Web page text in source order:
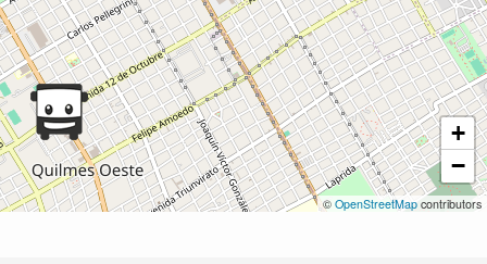
+
−
© OpenStreetMap contributors